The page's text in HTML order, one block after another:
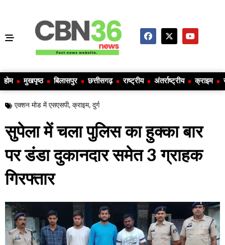
होम मुखपृष्ठ बिलासपुर छत्तीसगढ़ राष्ट्रीय अंतर्राष्ट्रीय क्राइम
एक्शन मोड में एसएसपी, क्राइम, दुर्ग
सुपेला में चला पुलिस का हुक्का बार
पर डंडा दुकानदार समेत 3 ग्राहक
गिरफ्तार